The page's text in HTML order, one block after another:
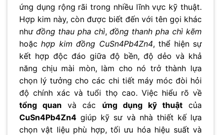
ứng dụng rộng rãi trong nhiều lĩnh vực kỹ thuật.
Hợp kim này, còn được biết đến với tên gọi khác
như đồng thau pha chì,đồng thanh pha chì kẽm
hoặchợp kim đồng CuSn4Pb4Zn4, thể hiện sự
kết hợp độc đáo giữa độ bền, độ dẻo và khả
năng chịu mài mòn, làm cho nó trở thành lựa
chọn lý tưởng cho các chi tiết máy móc đòi hỏi
độ chính xác và tuổi thọ cao. Việc hiểu rõ về
tổng quan và các ứng dụng kỹ thuậtcủa
CuSn4Pb4Zn4 giúp kỹ sư và nhà thiết kế lựa
chọn vật liệu phù hợp, tối ưu hóa hiệu suất và